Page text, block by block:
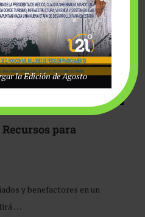
para
y benefactores en un
…
la Edición de Agosto